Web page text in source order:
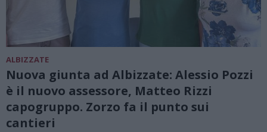
ALBIZZATE
Nuova giunta ad Albizzate: Alessio Pozzi
è il nuovo assessore, Matteo Rizzi
capogruppo. Zorzo fa il punto sui
cantieri